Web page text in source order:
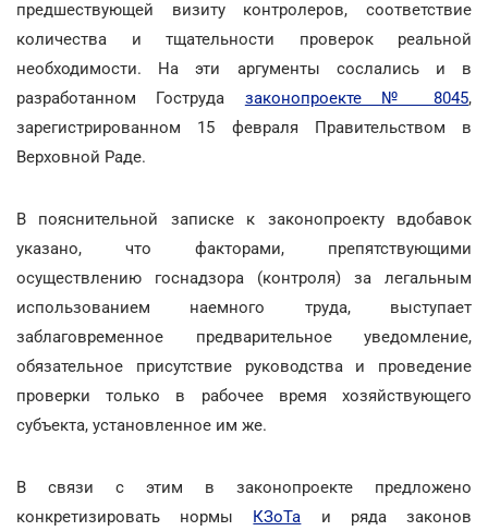
предшествующей визиту контролеров, соответствие
количества и тщательности проверок реальной
необходимости. На эти аргументы сослались и в
разработанном Гоструда законопроекте № 8045,
зарегистрированном 15 февраля Правительством в
Верховной Раде.
В пояснительной записке к законопроекту вдобавок
указано, что факторами, препятствующими
осуществлению госнадзора (контроля) за легальным
использованием наемного труда, выступает
заблаговременное предварительное уведомление,
обязательное присутствие руководства и проведение
проверки только в рабочее время хозяйствующего
субъекта, установленное им же.
В связи с этим в законопроекте предложено
конкретизировать нормы КЗоТа и ряда законов